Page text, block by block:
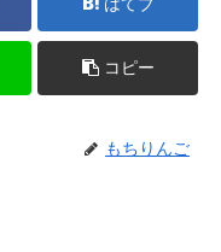
コピー
もちりんご